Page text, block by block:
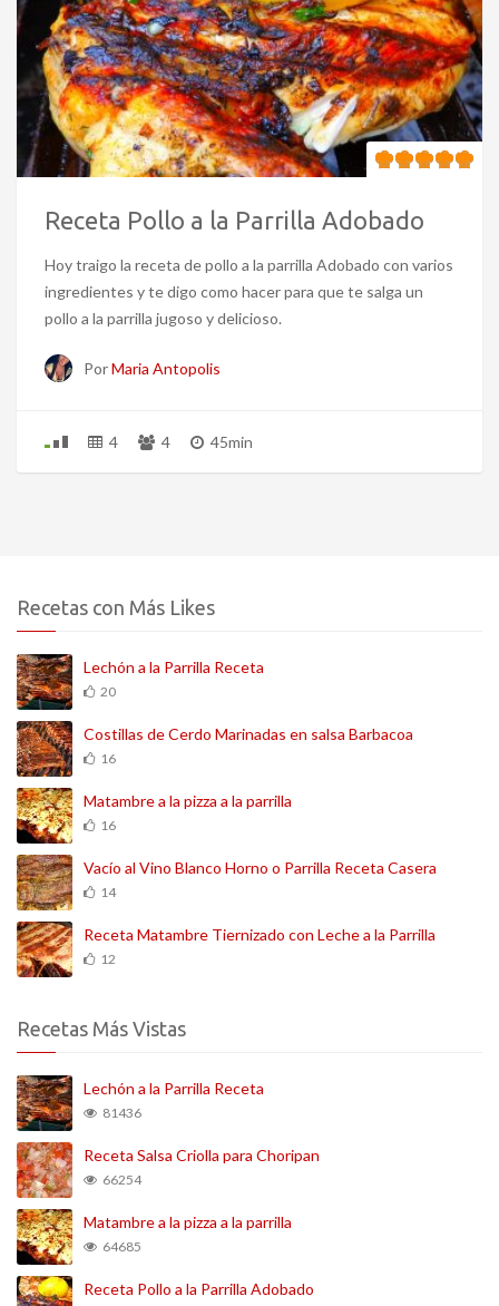
Receta Pollo a la Parrilla Adobado
Hoy traigo la receta de pollo a la parrilla Adobado con varios
ingredientes y te digo como hacer para que te salga un
pollo a la parrilla jugoso y delicioso.
PorMaria Antopolis
4 4 45min
Recetas con Más Likes
Lechón a la Parrilla Receta
20
Costillas de Cerdo Marinadas en salsa Barbacoa
16
Matambre a la pizza a la parrilla
16
Vacío al Vino Blanco Horno o Parrilla Receta Casera
14
Receta Matambre Tiernizado con Leche a la Parrilla
12
Recetas Más Vistas
Lechón a la Parrilla Receta
81436
Receta Salsa Criolla para Choripan
66254
Matambre a la pizza a la parrilla
64685
Receta Pollo a la Parrilla Adobado